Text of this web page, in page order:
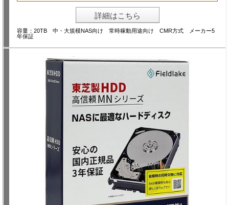
詳細はこちら
容量：20TB 中・大規模NAS向け 常時稼動用途向け CMR方式 メーカー5
年保証